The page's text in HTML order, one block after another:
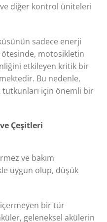
diğer kontrol üniteleri
sadece enerji
ötesinde, motosikletin
etkileyen kritik bir
Bu nedenle,
için önemli bir
Çeşitleri
ve bakım
uygun olup, düşük
içermeyen bir tür
geleneksel akülerin